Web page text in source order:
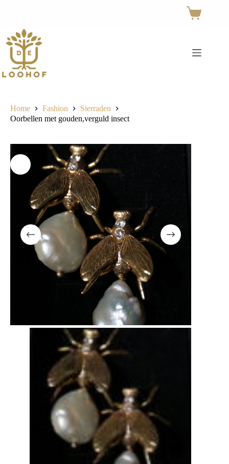
inhoud
Home Fashion
Sierraden
Oorbellen met gouden,verguld insect